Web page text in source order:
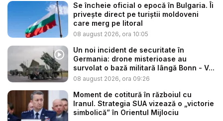
Se încheie oficial o epocă în Bulgaria. Îi
privește direct pe turiștii moldoveni
care merg pe litoral
08 august 2026, ora 10:05
Un noi incident de securitate în
Germania: drone misterioase au
survolat o bază militară lângă Bonn - V...
08 august 2026, ora 09:26
Moment de cotitură în războiul cu
Iranul. Strategia SUA vizează o „victorie
simbolică” în Orientul Mijlociu